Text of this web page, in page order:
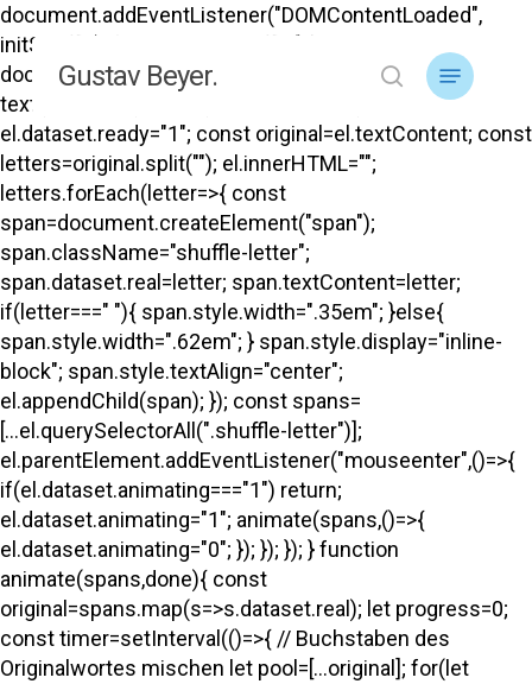
document.addEventListener("DOMContentLoaded",
initShuffle); function initShuffle(){
document.querySelectorAll("#top .menu-title-
text").forEach(el=>{ if(el.dataset.ready) return;
el.dataset.ready="1"; const original=el.textContent; const
letters=original.split(""); el.innerHTML="";
letters.forEach(letter=>{ const
span=document.createElement("span");
span.className="shuffle-letter";
span.dataset.real=letter; span.textContent=letter;
if(letter===" "){ span.style.width=".35em"; }else{
span.style.width=".62em"; } span.style.display="inline-
block"; span.style.textAlign="center";
el.appendChild(span); }); const spans=
[...el.querySelectorAll(".shuffle-letter")];
el.parentElement.addEventListener("mouseenter",()=>{
if(el.dataset.animating==="1") return;
el.dataset.animating="1"; animate(spans,()=>{
el.dataset.animating="0"; }); }); }); } function
animate(spans,done){ const
original=spans.map(s=>s.dataset.real); let progress=0;
const timer=setInterval(()=>{ // Buchstaben des
Originalwortes mischen let pool=[...original]; for(let
Skip
to
main
content
Gustav Beyer. search
Menu